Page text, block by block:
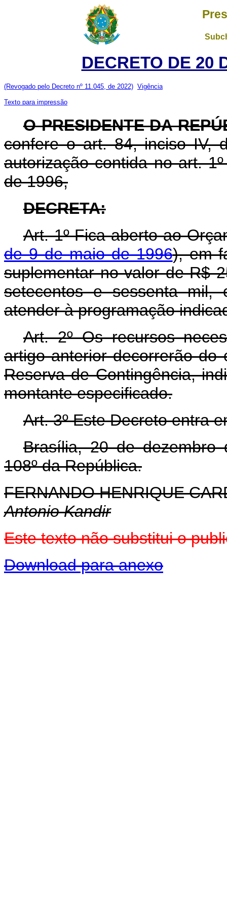
DECRETO DE 20
(Revogado pelo Decreto nº 11.045, de 2022) Vigência
Texto para impressão
O PRESIDENTE DA
confere o art. 84, inciso IV,
autorização contida no art.
de 1996,
DECRETA:
Art. 1º Fica aberto ao
de 9 de maio de 1996), em
suplementar no valor de R$
setecentos e sessenta
atender à programação
Art. 2º Os recursos
artigo anterior decorrerão do
Reserva de Contingência,
montante especificado.
Art. 3º Este Decreto entra
Brasília, 20 de dezembro
108º da República.
FERNANDO HENRIQUE
Antonio Kandir
Este texto não substitui o
Download para anexo